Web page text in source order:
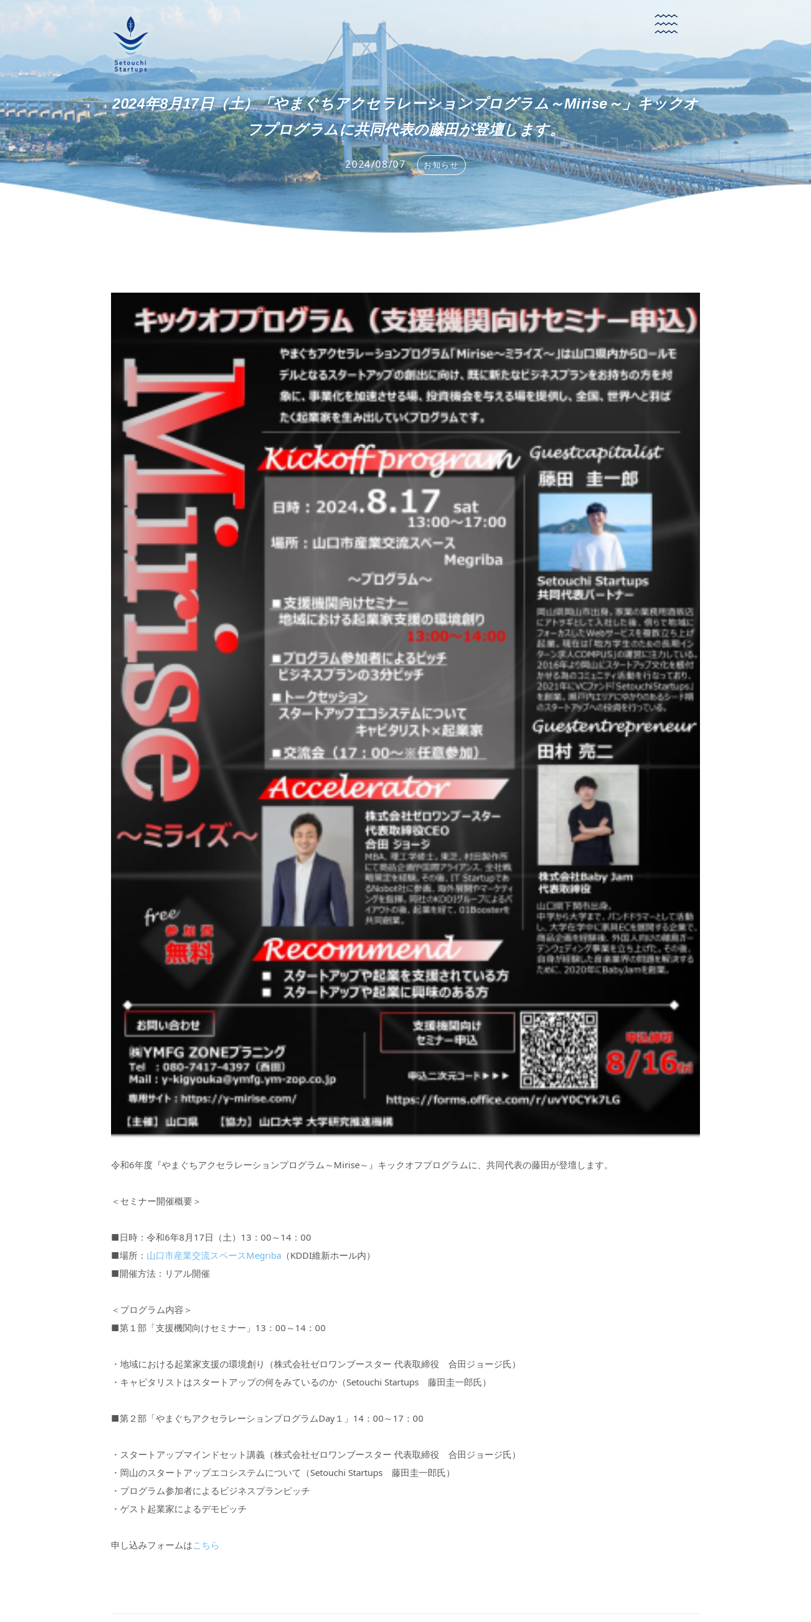
2024年8月17日（土）「やまぐちアクセラレーションプログラム～Mirise～」キックオ
フプログラムに共同代表の藤田が登壇します。
2024/08/07 お知らせ
令和6年度『やまぐちアクセラレーションプログラム～Mirise～』キックオフプログラムに、共同代表の藤田が登壇します。
＜セミナー開催概要＞
■日時：令和6年8月17日（土）13：00～14：00
■場所： 山口市産業交流スペースMegriba （KDDI維新ホール内）
■開催方法：リアル開催
＜プログラム内容＞
■第１部「支援機関向けセミナー」13：00～14：00
・地域における起業家支援の環境創り（株式会社ゼロワンブースター 代表取締役 合田ジョージ氏）
・キャピタリストはスタートアップの何をみているのか（Setouchi Startups 藤田圭一郎氏）
■第２部「やまぐちアクセラレーションプログラムDay１」14：00～17：00
・スタートアップマインドセット講義（株式会社ゼロワンブースター 代表取締役 合田ジョージ氏）
・岡山のスタートアップエコシステムについて（Setouchi Startups 藤田圭一郎氏）
・プログラム参加者によるビジネスプランピッチ
・ゲスト起業家によるデモピッチ
申し込みフォームはこちら